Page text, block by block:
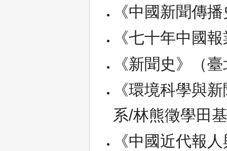
《中國新聞傳
《七十年中國
《新聞史》（
《環境科學與
系/林熊徵學田
《中國近代報